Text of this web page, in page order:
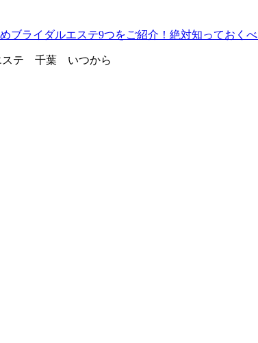
ブライダルエステ9つをご紹介！絶対知っておく
ステ 千葉 いつから